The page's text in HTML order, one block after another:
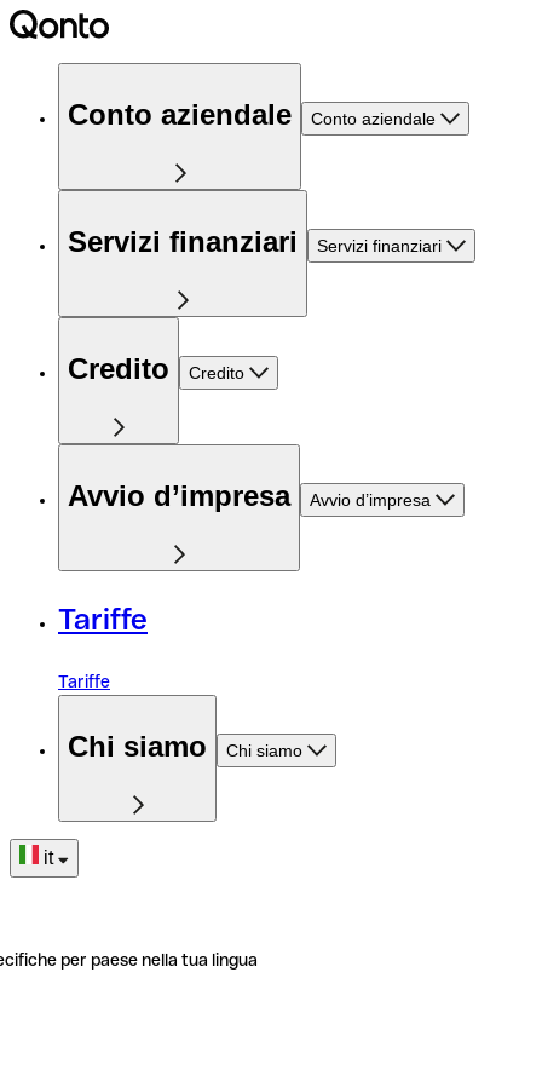
Conto aziendale Conto aziendale
Servizi finanziari Servizi finanziari
Credito Credito
Avvio d’impresa Avvio d’impresa
Tariffe
Tariffe
Chi siamo Chi siamo
it
per paese nella tua lingua